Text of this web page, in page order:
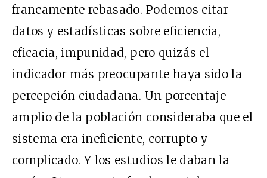
francamente rebasado. Podemos citar
datos y estadísticas sobre eficiencia,
eficacia, impunidad, pero quizás el
indicador más preocupante haya sido la
percepción ciudadana. Un porcentaje
amplio de la población consideraba que el
sistema era ineficiente, corrupto y
complicado. Y los estudios le daban la